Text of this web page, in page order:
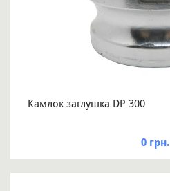
Камлок заглушка DP 300
0 грн.